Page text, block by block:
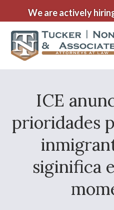
We are actively
ICE
prioridades
siginifica